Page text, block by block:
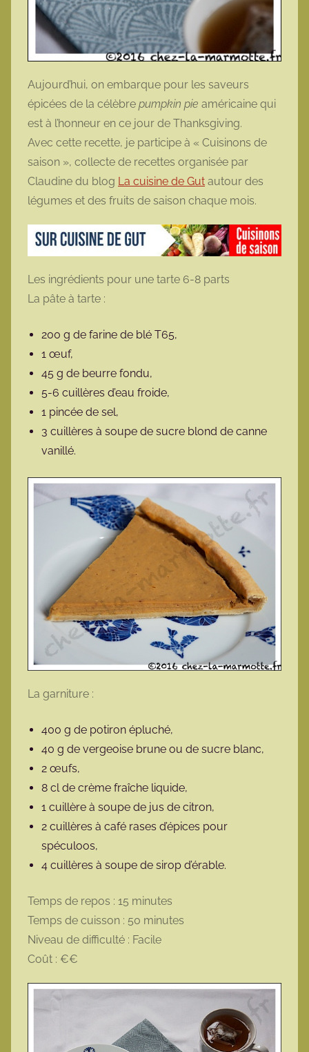
Aujourd’hui, on embarque pour les saveurs
épicées de la célèbre pumpkin pie américaine qui
est à l’honneur en ce jour de Thanksgiving.
Avec cette recette, je participe à « Cuisinons de
saison », collecte de recettes organisée par
Claudine du blog La cuisine de Gut autour des
légumes et des fruits de saison chaque mois.
Les ingrédients pour une tarte 6-8 parts
La pâte à tarte :
200 g de farine de blé T65,
1 œuf,
45 g de beurre fondu,
5-6 cuillères d’eau froide,
1 pincée de sel,
3 cuillères à soupe de sucre blond de canne
vanillé.
La garniture :
400 g de potiron épluché,
40 g de vergeoise brune ou de sucre blanc,
2 œufs,
8 cl de crème fraîche liquide,
1 cuillère à soupe de jus de citron,
2 cuillères à café rases d’épices pour
spéculoos,
4 cuillères à soupe de sirop d’érable.
Temps de repos : 15 minutes
Temps de cuisson : 50 minutes
Niveau de difficulté : Facile
Coût : €€